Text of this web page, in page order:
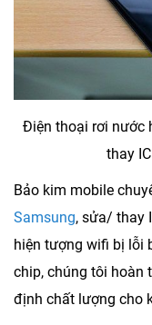
Điện thoại rơi nước
thay
Bảo kim mobile
Samsung, sửa/ thay
hiện tượng wifi bị lỗi
chip, chúng tôi hoàn
định chất lượng cho